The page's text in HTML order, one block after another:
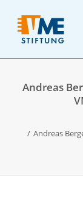
Andreas
Andreas